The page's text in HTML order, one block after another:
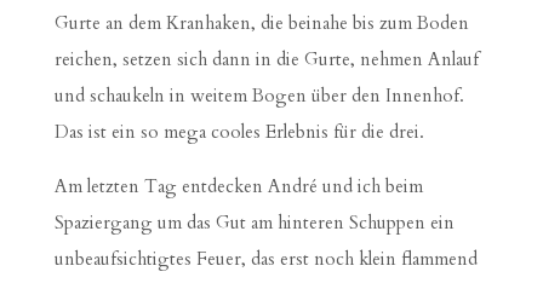
Gurte an dem Kranhaken, die beinahe bis zum Boden
reichen, setzen sich dann in die Gurte, nehmen Anlauf
und schaukeln in weitem Bogen über den Innenhof.
Das ist ein so mega cooles Erlebnis für die drei.
Am letzten Tag entdecken André und ich beim
Spaziergang um das Gut am hinteren Schuppen ein
unbeaufsichtigtes Feuer, das erst noch klein flammend